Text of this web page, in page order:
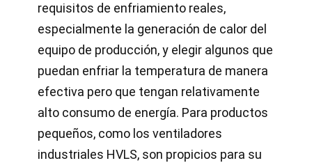
requisitos de enfriamiento reales,
especialmente la generación de calor del
equipo de producción, y elegir algunos que
puedan enfriar la temperatura de manera
efectiva pero que tengan relativamente
alto consumo de energía. Para productos
pequeños, como los ventiladores
industriales HVLS, son propicios para su